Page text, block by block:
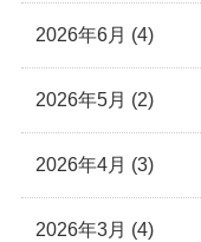
2026年6月 (4)
2026年5月 (2)
2026年4月 (3)
2026年3月 (4)